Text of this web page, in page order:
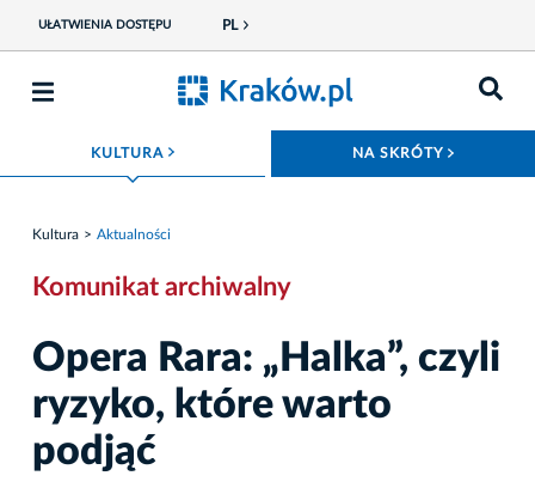
UŁATWIENIA DOSTĘPU PL
KULTURA ROZWIŃ MENU NA SKRÓTY
Kultura Aktualności
Komunikat archiwalny
Opera Rara: „Halka”, czyli
ryzyko, które warto
podjąć